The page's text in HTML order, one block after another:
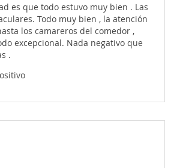
es que todo estuvo muy bien . Las
Todo muy bien , la atención
los camareros del comedor ,
excepcional. Nada negativo que
.